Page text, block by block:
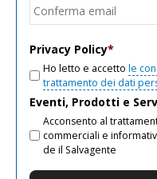
Privacy Policy*
Ho letto e accetto le
trattamento dei dati
Eventi, Prodotti e
Acconsento al
commerciali e
de il Salvagente